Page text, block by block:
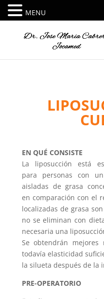
EN QUÉ CONSISTE
La liposucción está
para personas con
aisladas de grasa
en comparación con el
localizadas de grasa
no se eliminan con
necesaria una
Se obtendrán
todavía elasticidad
la silueta después de la
PRE-OPERATORIO
MENU